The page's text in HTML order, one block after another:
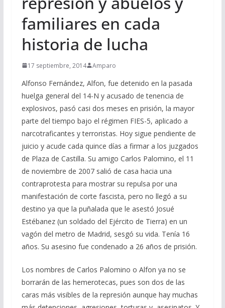
familiares en cada
historia de lucha
17 septiembre, 2014 Amparo
Alfonso Fernández, Alfon, fue detenido en la pasada
huelga general del 14-N y acusado de tenencia de
explosivos, pasó casi dos meses en prisión, la mayor
parte del tiempo bajo el régimen FIES-5, aplicado a
narcotraficantes y terroristas. Hoy sigue pendiente de
juicio y acude cada quince días a firmar a los juzgados
de Plaza de Castilla. Su amigo Carlos Palomino, el 11
de noviembre de 2007 salió de casa hacia una
contraprotesta para mostrar su repulsa por una
manifestación de corte fascista, pero no llegó a su
destino ya que la puñalada que le asestó Josué
Estébanez (un soldado del Ejército de Tierra) en un
vagón del metro de Madrid, sesgó su vida. Tenía 16
años. Su asesino fue condenado a 26 años de prisión.
Los nombres de Carlos Palomino o Alfon ya no se
borrarán de las hemerotecas, pues son dos de las
caras más visibles de la represión aunque hay muchas